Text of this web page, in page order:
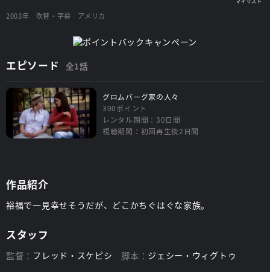
2003年 吹替・字幕 アメリカ
エピソード 全1話
グロムバーグ家の人々
300ポイント
レンタル期間：30日間
視聴期間：初回再生後2日間
作品紹介
裕福で一見幸せそうだが、どこかちぐはぐな家族。
スタッフ
監督： フレッド・スケピシ 脚本： ジェシー・ウィグトゥ